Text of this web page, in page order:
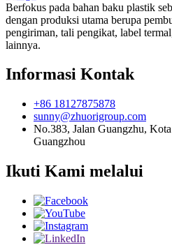
Berfokus pada bahan baku plastik
dengan produksi utama berupa
pengiriman, tali pengikat, label
lainnya.
Informasi Kontak
+86 18127875878
sunny@zhuorigroup.com
No.383, Jalan Guangzhu,
Guangzhou
Ikuti Kami melalui